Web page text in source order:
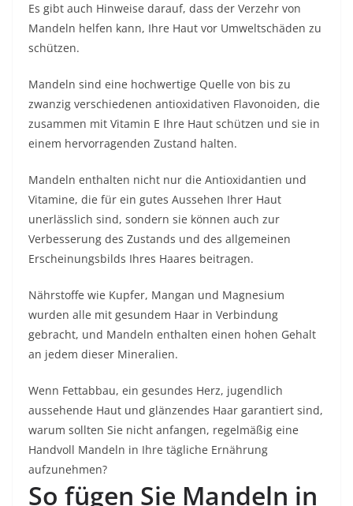
Es gibt auch Hinweise darauf, dass der Verzehr von
Mandeln helfen kann, Ihre Haut vor Umweltschäden zu
schützen.
Mandeln sind eine hochwertige Quelle von bis zu
zwanzig verschiedenen antioxidativen Flavonoiden, die
zusammen mit Vitamin E Ihre Haut schützen und sie in
einem hervorragenden Zustand halten.
Mandeln enthalten nicht nur die Antioxidantien und
Vitamine, die für ein gutes Aussehen Ihrer Haut
unerlässlich sind, sondern sie können auch zur
Verbesserung des Zustands und des allgemeinen
Erscheinungsbilds Ihres Haares beitragen.
Nährstoffe wie Kupfer, Mangan und Magnesium
wurden alle mit gesundem Haar in Verbindung
gebracht, und Mandeln enthalten einen hohen Gehalt
an jedem dieser Mineralien.
Wenn Fettabbau, ein gesundes Herz, jugendlich
aussehende Haut und glänzendes Haar garantiert sind,
warum sollten Sie nicht anfangen, regelmäßig eine
Handvoll Mandeln in Ihre tägliche Ernährung
aufzunehmen?
So fügen Sie Mandeln in